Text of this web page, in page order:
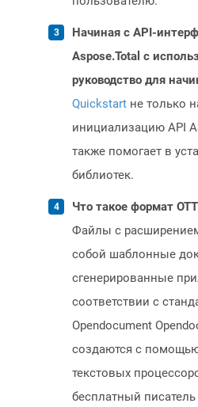
Начиная с API-
Aspose.Total с
руководство для
Quickstart не только
инициализацию API
также помогает в
библиотек.
Что такое формат
Файлы с
собой шаблонные
сгенерированные
соответствии с
Opendocument
создаются с
текстовых
бесплатный писатель